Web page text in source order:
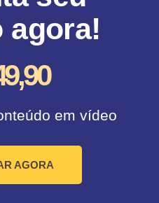
agora!
em vídeo
AGORA